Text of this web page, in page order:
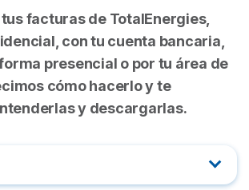
facturas de TotalEnergies,
con tu cuenta bancaria,
presencial o por tu área de
cómo hacerlo y te
y descargarlas.